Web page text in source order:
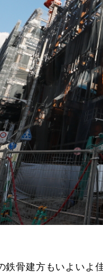
鉄骨建方もいよいよ